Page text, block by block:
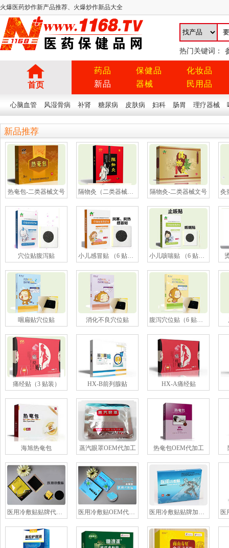
火爆医药炒作新产品推荐、火爆炒作新品大全
热门关键词：
首页
药品
新品
保健品
器械
化妆品
民用品
心脑血管 风湿骨病 补肾 糖尿病 皮肤病 妇科 肠胃 理疗器械
新品推荐
热奄包-二类器械文号 隔物灸（二类器械文号） 隔物灸-二类器械文号
穴位贴腹泻贴 小儿感冒贴 （6 贴装） 小儿咳喘贴 （6 贴装）
咽扁贴穴位贴 消化不良穴位贴 腹泻穴位贴（6 贴装）
痛经贴（3 贴装） HX-B前列腺贴 HX-A痛经贴
海旭热奄包 蒸汽眼罩OEM代加工 热奄包OEM代加工
医用冷敷贴贴牌代加工 医用冷敷贴OEM代加工 医用冷敷贴贴牌加工（9贴装|白膏）